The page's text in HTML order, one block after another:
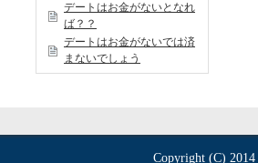
デートはお金がないとなれ
ば？？
デートはお金がないでは済
まないでしょう
Copyright (C) 2014